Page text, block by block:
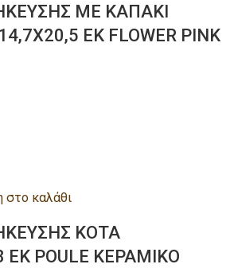
ΜΕ ΚΑΠΑΚΙ
ΕΚ FLOWER PINK
στο καλάθι
ΚΟΤΑ
EK POULE ΚΕΡΑΜΙΚΟ